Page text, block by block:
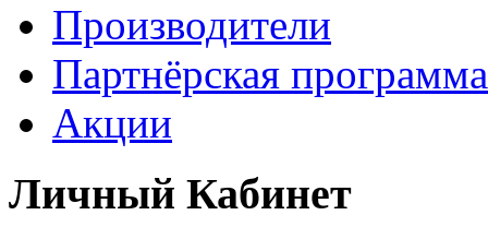
Производители
Партнёрская программа
Акции
Личный Кабинет